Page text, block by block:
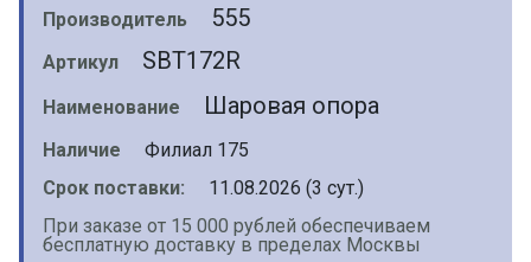
Производитель 555
Артикул SBT172R
Наименование Шаровая опора
Наличие
Филиал 175
Срок поставки:
11.08.2026 (3 сут.)
При заказе от 15 000 рублей обеспечиваем
бесплатную доставку в пределах Москвы